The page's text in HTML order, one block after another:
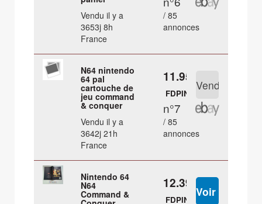
Vendu il y a
3653j 8h
France
/ 85
annonces
N64 nintendo
64 pal
cartouche de
jeu command
& conquer
Vendu il y a
3642j 21h
France
11.95 €
FDPIN
n°7
/ 85
annonces
Nintendo 64
N64
Command &
12.39 €
FDPIN